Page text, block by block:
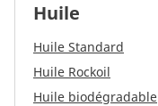
Huile
Huile Standard
Huile Rockoil
Huile biodégradable